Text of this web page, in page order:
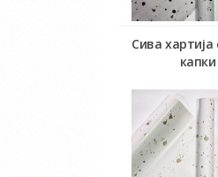
Сива хартија
капки
Во